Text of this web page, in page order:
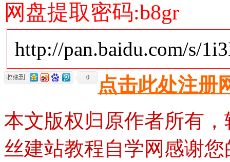
网盘提取密码:b8gr
http://pan.baidu.com/s/
点击此处注册
0
本文版权归原作者所有
丝建站教程自学网感谢